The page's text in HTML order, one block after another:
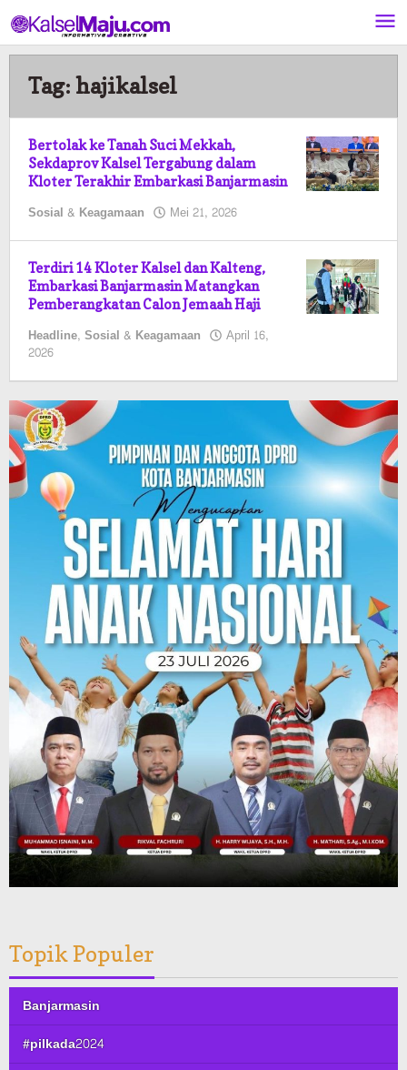
ke
konten
Tag: hajikalsel
Bertolak ke Tanah Suci Mekkah,
Sekdaprov Kalsel Tergabung dalam
Kloter Terakhir Embarkasi Banjarmasin
Sosial & Keagamaan Mei 21, 2026
Pimred
Terdiri 14 Kloter Kalsel dan Kalteng,
Embarkasi Banjarmasin Matangkan
Pemberangkatan Calon Jemaah Haji
Headline, Sosial & Keagamaan April 16,
2026
Pimred
Topik Populer
Banjarmasin
#pilkada2024